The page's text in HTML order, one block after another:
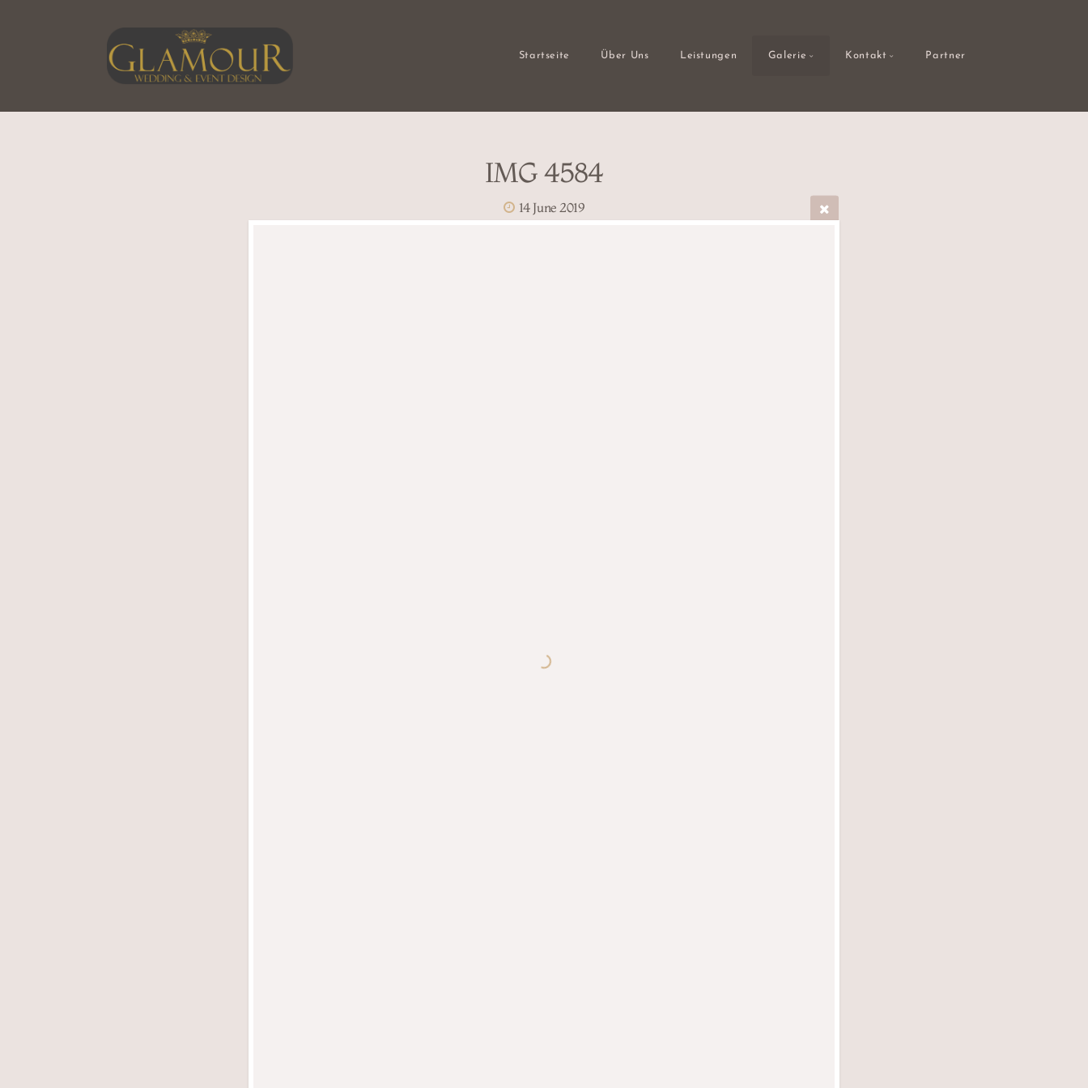
Startseite Über Uns Leistungen Galerie Kontakt Partner
IMG 4584
14 June 2019